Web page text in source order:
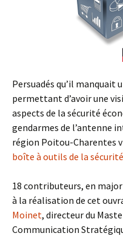
Persuadés qu’il manquait
permettant d’avoir une
aspects de la sécurité
gendarmes de l’antenne
région Poitou-Charentes
boîte à outils de la
18 contributeurs, en
à la réalisation de cet
Moinet, directeur du
Communication